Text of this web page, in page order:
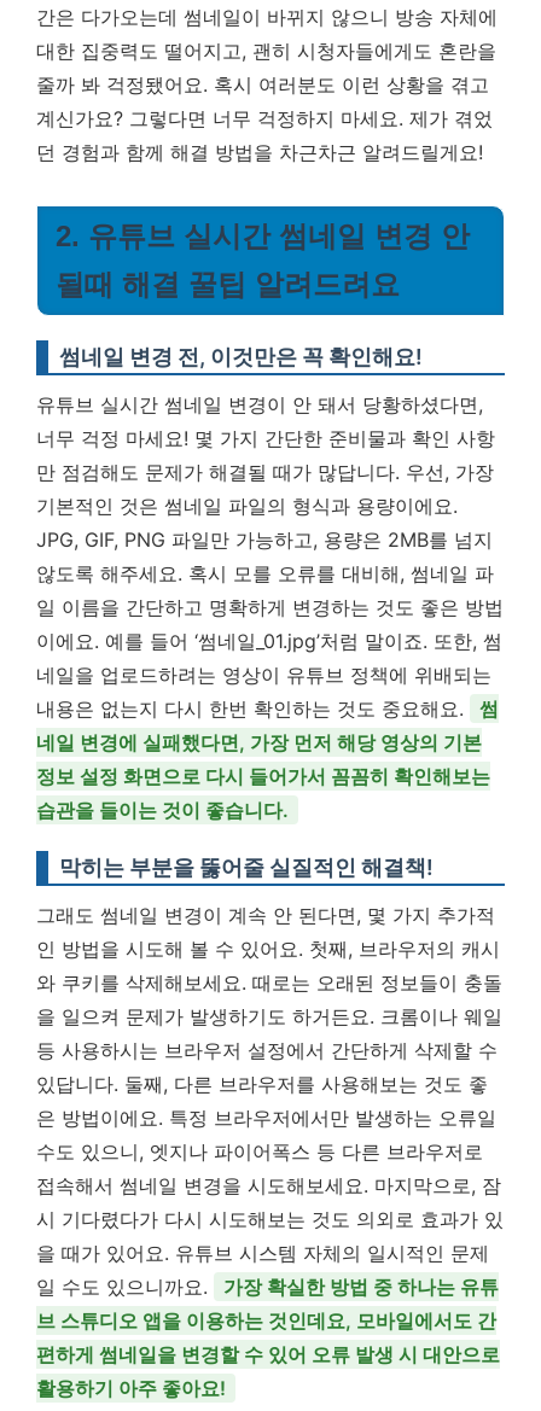
간은 다가오는데 썸네일이 바뀌지 않으니 방송 자체에
대한 집중력도 떨어지고, 괜히 시청자들에게도 혼란을
줄까 봐 걱정됐어요. 혹시 여러분도 이런 상황을 겪고
계신가요? 그렇다면 너무 걱정하지 마세요. 제가 겪었
던 경험과 함께 해결 방법을 차근차근 알려드릴게요!
2. 유튜브 실시간 썸네일 변경 안
될때 해결 꿀팁 알려드려요
썸네일 변경 전, 이것만은 꼭 확인해요!
유튜브 실시간 썸네일 변경이 안 돼서 당황하셨다면,
너무 걱정 마세요! 몇 가지 간단한 준비물과 확인 사항
만 점검해도 문제가 해결될 때가 많답니다. 우선, 가장
기본적인 것은 썸네일 파일의 형식과 용량이에요.
JPG, GIF, PNG 파일만 가능하고, 용량은 2MB를 넘지
않도록 해주세요. 혹시 모를 오류를 대비해, 썸네일 파
일 이름을 간단하고 명확하게 변경하는 것도 좋은 방법
이에요. 예를 들어 ‘썸네일_01.jpg’처럼 말이죠. 또한, 썸
네일을 업로드하려는 영상이 유튜브 정책에 위배되는
내용은 없는지 다시 한번 확인하는 것도 중요해요.
썸
네일 변경에 실패했다면, 가장 먼저 해당 영상의 기본
정보 설정 화면으로 다시 들어가서 꼼꼼히 확인해보는
습관을 들이는 것이 좋습니다.
막히는 부분을 뚫어줄 실질적인 해결책!
그래도 썸네일 변경이 계속 안 된다면, 몇 가지 추가적
인 방법을 시도해 볼 수 있어요. 첫째, 브라우저의 캐시
와 쿠키를 삭제해보세요. 때로는 오래된 정보들이 충돌
을 일으켜 문제가 발생하기도 하거든요. 크롬이나 웨일
등 사용하시는 브라우저 설정에서 간단하게 삭제할 수
있답니다. 둘째, 다른 브라우저를 사용해보는 것도 좋
은 방법이에요. 특정 브라우저에서만 발생하는 오류일
수도 있으니, 엣지나 파이어폭스 등 다른 브라우저로
접속해서 썸네일 변경을 시도해보세요. 마지막으로, 잠
시 기다렸다가 다시 시도해보는 것도 의외로 효과가 있
을 때가 있어요. 유튜브 시스템 자체의 일시적인 문제
일 수도 있으니까요.
가장 확실한 방법 중 하나는 유튜
브 스튜디오 앱을 이용하는 것인데요, 모바일에서도 간
편하게 썸네일을 변경할 수 있어 오류 발생 시 대안으로
활용하기 아주 좋아요!